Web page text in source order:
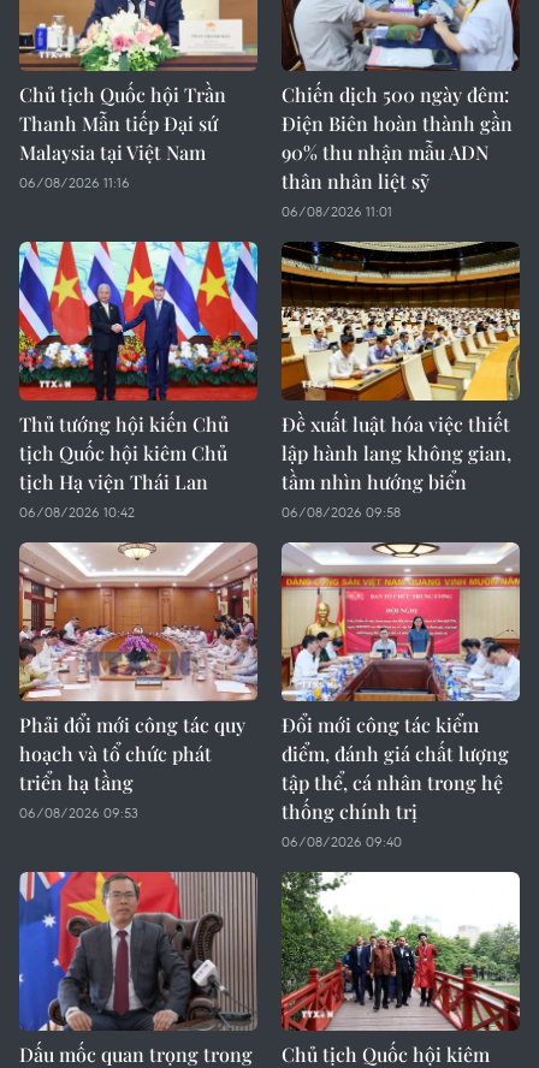
Chủ tịch Quốc hội Trần
Thanh Mẫn tiếp Đại sứ
Malaysia tại Việt Nam
06/08/2026 11:16
Chiến dịch 500 ngày đêm:
Điện Biên hoàn thành gần
90% thu nhận mẫu ADN
thân nhân liệt sỹ
06/08/2026 11:01
Thủ tướng hội kiến Chủ
tịch Quốc hội kiêm Chủ
tịch Hạ viện Thái Lan
06/08/2026 10:42
Đề xuất luật hóa việc thiết
lập hành lang không gian,
tầm nhìn hướng biển
06/08/2026 09:58
Phải đổi mới công tác quy
hoạch và tổ chức phát
triển hạ tầng
06/08/2026 09:53
Đổi mới công tác kiểm
điểm, đánh giá chất lượng
tập thể, cá nhân trong hệ
thống chính trị
06/08/2026 09:40
Dấu mốc quan trọng trong
Chủ tịch Quốc hội kiêm